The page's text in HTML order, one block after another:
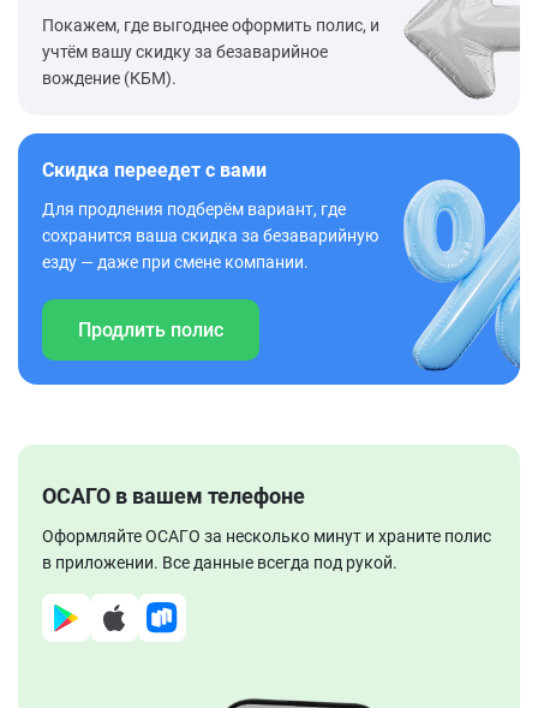
Покажем, где выгоднее оформить полис, и
учтём вашу скидку за безаварийное
вождение (КБМ).
Скидка переедет с вами
Для продления подберём вариант, где
сохранится ваша скидка за безаварийную
езду — даже при смене компании.
Продлить полис
ОСАГО в вашем телефоне
Оформляйте ОСАГО за несколько минут и храните полис
в приложении. Все данные всегда под рукой.